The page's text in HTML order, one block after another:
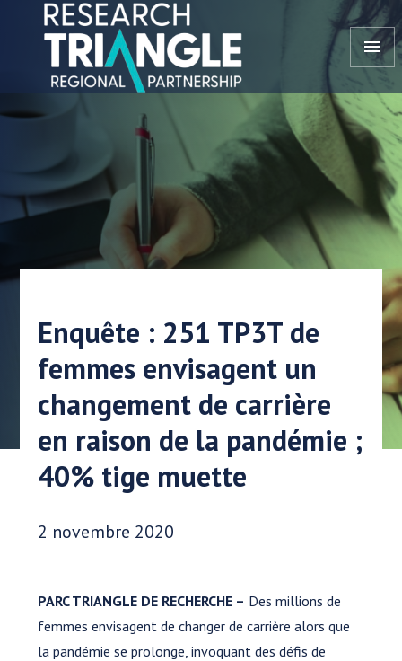
Aller au contenu
menu
Enquête : 251 TP3T de
femmes envisagent un
changement de carrière
en raison de la pandémie ;
40% tige muette
Date publiée:
2 novembre 2020
PARC TRIANGLE DE RECHERCHE – Des millions de
femmes envisagent de changer de carrière alors que
la pandémie se prolonge, invoquant des défis de